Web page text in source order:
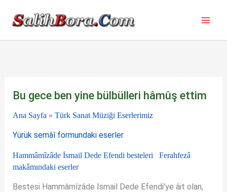
Bu gece ben yine bülbülleri hâmûş ettim
Ana Sayfa » Türk Sanat Müziği Eserlerimiz
Yürük semâî formundaki eserler
Hammâmîzâde İsmail Dede Efendi besteleri
Ferahfezâ
makâmındaki eserler
Bestesi Hammâmîzâde İsmail Dede Efendi'ye âit olan,